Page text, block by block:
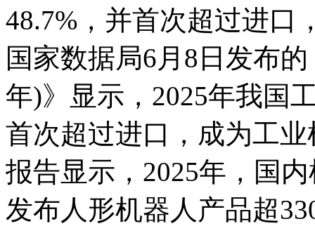
48.7%，并首次超过进口
国家数据局6月8日发布
年)》显示，2025年我国
首次超过进口，成为工
报告显示，2025年，国
发布人形机器人产品超